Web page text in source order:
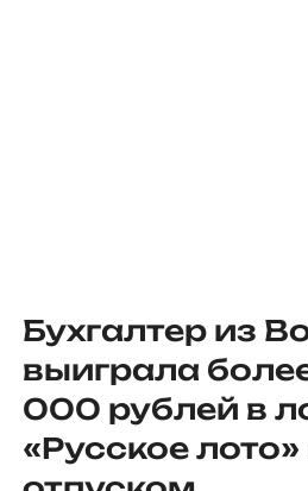
Бухгалтер из
выиграла
000 рублей в
«Русское